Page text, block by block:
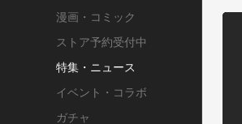
漫画・コミック
ストア予約受付中
特集・ニュース
イベント・コラボ
ガチャ